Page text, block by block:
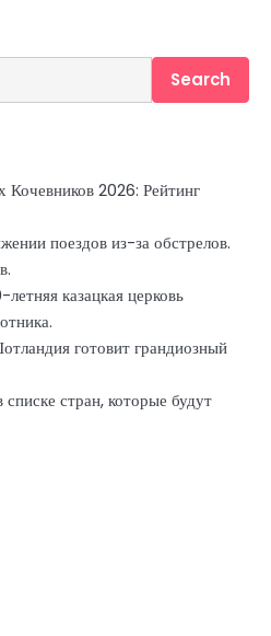
Search
2026: Рейтинг
поездов из-за обстрелов.
казацкая церковь
готовит грандиозный
стран, которые будут